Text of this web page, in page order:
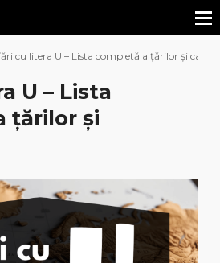
cu litera U – Lista completă a țărilor și
U – Lista
țărilor și